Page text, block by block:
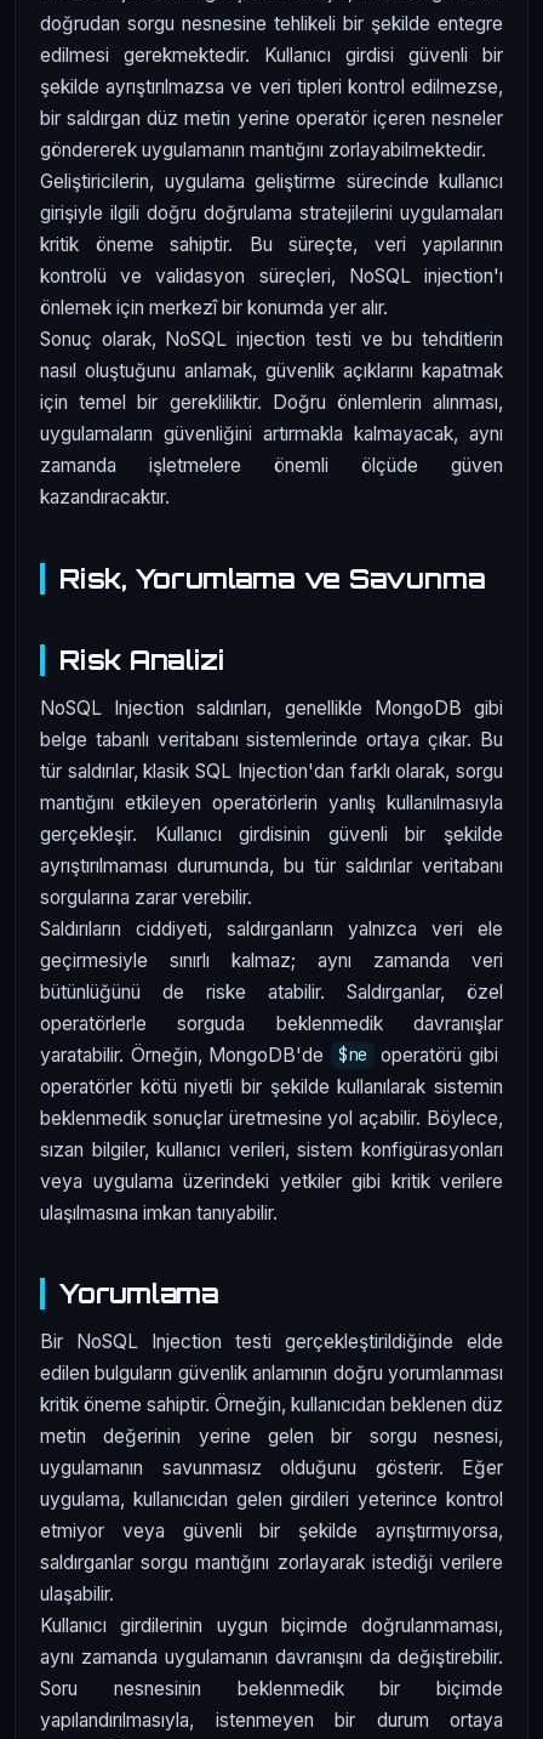
doğrudan sorgu nesnesine tehlikeli bir şekilde entegre
edilmesi gerekmektedir. Kullanıcı girdisi güvenli bir
şekilde ayrıştırılmazsa ve veri tipleri kontrol edilmezse,
bir saldırgan düz metin yerine operatör içeren nesneler
göndererek uygulamanın mantığını zorlayabilmektedir.
Geliştiricilerin, uygulama geliştirme sürecinde kullanıcı
girişiyle ilgili doğru doğrulama stratejilerini uygulamaları
kritik öneme sahiptir. Bu süreçte, veri yapılarının
kontrolü ve validasyon süreçleri, NoSQL injection'ı
önlemek için merkezî bir konumda yer alır.
Sonuç olarak, NoSQL injection testi ve bu tehditlerin
nasıl oluştuğunu anlamak, güvenlik açıklarını kapatmak
için temel bir gerekliliktir. Doğru önlemlerin alınması,
uygulamaların güvenliğini artırmakla kalmayacak, aynı
zamanda işletmelere önemli ölçüde güven
kazandıracaktır.
Risk, Yorumlama ve Savunma
Risk Analizi
NoSQL Injection saldırıları, genellikle MongoDB gibi
belge tabanlı veritabanı sistemlerinde ortaya çıkar. Bu
tür saldırılar, klasik SQL Injection'dan farklı olarak, sorgu
mantığını etkileyen operatörlerin yanlış kullanılmasıyla
gerçekleşir. Kullanıcı girdisinin güvenli bir şekilde
ayrıştırılmaması durumunda, bu tür saldırılar veritabanı
sorgularına zarar verebilir.
Saldırıların ciddiyeti, saldırganların yalnızca veri ele
geçirmesiyle sınırlı kalmaz; aynı zamanda veri
bütünlüğünü de riske atabilir. Saldırganlar, özel
operatörlerle sorguda beklenmedik davranışlar
yaratabilir. Örneğin, MongoDB'de
$ne
operatörü gibi
operatörler kötü niyetli bir şekilde kullanılarak sistemin
beklenmedik sonuçlar üretmesine yol açabilir. Böylece,
sızan bilgiler, kullanıcı verileri, sistem konfigürasyonları
veya uygulama üzerindeki yetkiler gibi kritik verilere
ulaşılmasına imkan tanıyabilir.
Yorumlama
Bir NoSQL Injection testi gerçekleştirildiğinde elde
edilen bulguların güvenlik anlamının doğru yorumlanması
kritik öneme sahiptir. Örneğin, kullanıcıdan beklenen düz
metin değerinin yerine gelen bir sorgu nesnesi,
uygulamanın savunmasız olduğunu gösterir. Eğer
uygulama, kullanıcıdan gelen girdileri yeterince kontrol
etmiyor veya güvenli bir şekilde ayrıştırmıyorsa,
saldırganlar sorgu mantığını zorlayarak istediği verilere
ulaşabilir.
Kullanıcı girdilerinin uygun biçimde doğrulanmaması,
aynı zamanda uygulamanın davranışını da değiştirebilir.
Soru nesnesinin beklenmedik bir biçimde
yapılandırılmasıyla, istenmeyen bir durum ortaya